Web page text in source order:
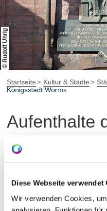
Diese Webseite verwendet
Wir verwenden Cookies,
Buchung
Shop
© Rudolf Uhrig
Startseite Kultur & Städte
Königsstadt Worms
Aufenthalte
Die Aufenthalte
Zahlreiche Besuche sind
ihrer Dauer und ihrem